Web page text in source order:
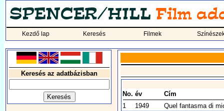
Kezdő lap Keresés Filmek
Keresés az adatbázisban
No. év
Cím
1
1949 Quel fantasma di